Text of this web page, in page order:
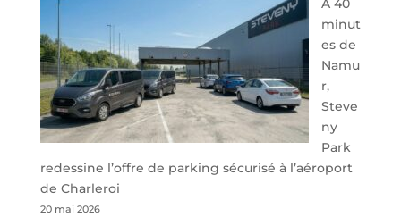
À 40
minut
es de
Namu
r,
Steve
ny
Park
redessine l’offre de parking sécurisé à l’aéroport
de Charleroi
20 mai 2026